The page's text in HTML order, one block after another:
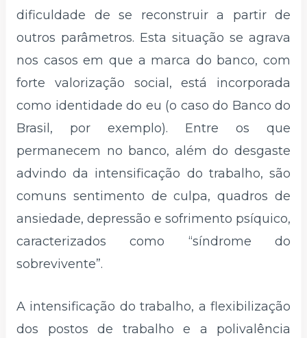
dificuldade de se reconstruir a partir de
outros parâmetros. Esta situação se agrava
nos casos em que a marca do banco, com
forte valorização social, está incorporada
como identidade do eu (o caso do Banco do
Brasil, por exemplo). Entre os que
permanecem no banco, além do desgaste
advindo da intensificação do trabalho, são
comuns sentimento de culpa, quadros de
ansiedade, depressão e sofrimento psíquico,
caracterizados como “síndrome do
sobrevivente”.
A intensificação do trabalho, a flexibilização
dos postos de trabalho e a polivalência